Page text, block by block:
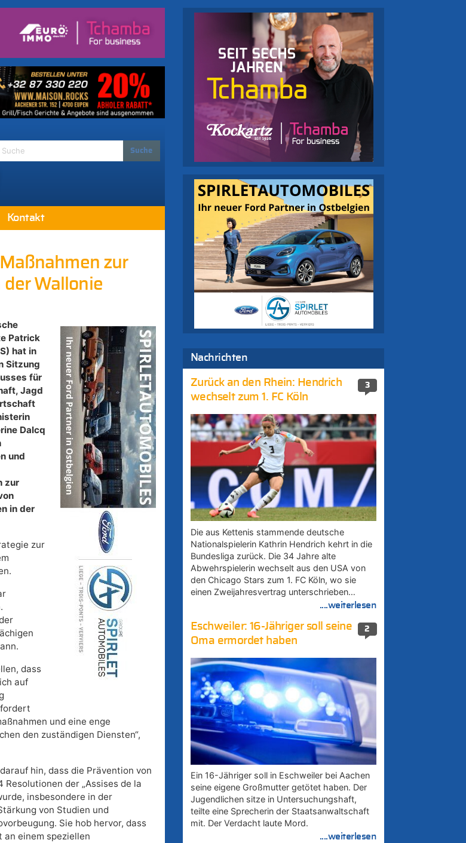
Kontakt
zur
Wallonie
Patrick
hat in
Sitzung
für
Jagd
Dalcq
und
zur
in der
zur
dass
auf
und eine enge
den zuständigen Diensten“,
hin, dass die Prävention von
Resolutionen der „Assises de la
insbesondere in der
von Studien und
Sie hob hervor, dass
einem speziellen
Nachrichten
3
Zurück an den Rhein: Hendrich
wechselt zum 1. FC Köln
Die aus Kettenis stammende deutsche
Nationalspielerin Kathrin Hendrich kehrt in die
Bundesliga zurück. Die 34 Jahre alte
Abwehrspielerin wechselt aus den USA von
den Chicago Stars zum 1. FC Köln, wo sie
einen Zweijahresvertrag unterschrieben…
....weiterlesen
2
Eschweiler: 16-Jähriger soll seine
Oma ermordet haben
Ein 16-Jähriger soll in Eschweiler bei Aachen
seine eigene Großmutter getötet haben. Der
Jugendlichen sitze in Untersuchungshaft,
teilte eine Sprecherin der Staatsanwaltschaft
mit. Der Verdacht laute Mord.
....weiterlesen